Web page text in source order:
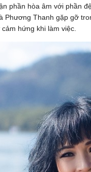
phần hòa âm với phần
Phương Thanh gặp gỡ
hứng khi làm việc.